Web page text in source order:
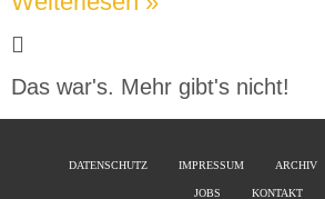
Das war's. Mehr gibt's nicht!
DATENSCHUTZ IMPRESSUM ARCHIV
JOBS KONTAKT